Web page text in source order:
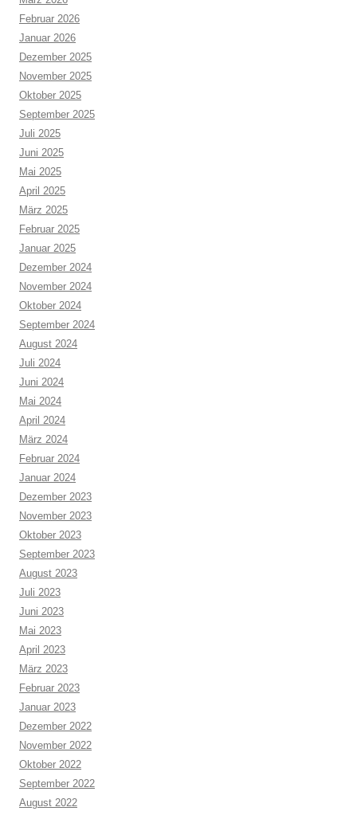
Februar 2026
Januar 2026
Dezember 2025
November 2025
Oktober 2025
September 2025
Juli 2025
Juni 2025
Mai 2025
April 2025
März 2025
Februar 2025
Januar 2025
Dezember 2024
November 2024
Oktober 2024
September 2024
August 2024
Juli 2024
Juni 2024
Mai 2024
April 2024
März 2024
Februar 2024
Januar 2024
Dezember 2023
November 2023
Oktober 2023
September 2023
August 2023
Juli 2023
Juni 2023
Mai 2023
April 2023
März 2023
Februar 2023
Januar 2023
Dezember 2022
November 2022
Oktober 2022
September 2022
August 2022